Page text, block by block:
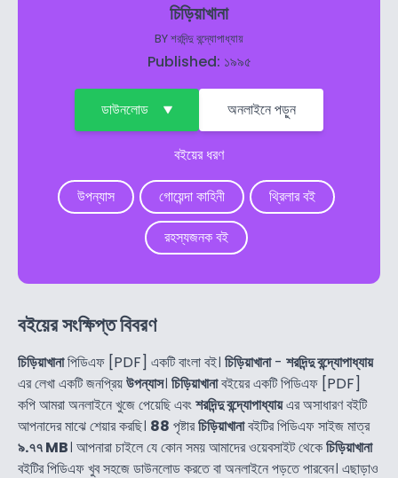
চিড়িয়াখানা
BYশরদিন্দু বন্দ্যোপাধ্যায়
Published: ১৯৯৫
ডাউনলোড অনলাইনে পড়ুন
বইয়ের ধরণ
উপন্যাস গোয়েন্দা কাহিনী
থ্রিলার বই
রহস্যজনক বই
বইয়ের সংক্ষিপ্ত বিবরণ
চিড়িয়াখানাপিডিএফ [PDF] একটি বাংলা বই। চিড়িয়াখানা- শরদিন্দু বন্দ্যোপাধ্যায়
এর লেখা একটি জনপ্রিয়উপন্যাস। চিড়িয়াখানাবইয়ের একটি পিডিএফ [PDF]
কপি আমরা অনলাইনে খুজে পেয়েছি এবংশরদিন্দু বন্দ্যোপাধ্যায়এর অসাধারণ বইটি
আপনাদের মাঝে শেয়ার করছি। 88 পৃষ্টারচিড়িয়াখানাবইটির পিডিএফ সাইজ মাত্র
৯.৭৭ MB। আপনারা চাইলে যে কোন সময় আমাদের ওয়েবসাইট থেকেচিড়িয়াখানা
বইটির পিডিএফ খুব সহজে ডাউনলোড করতে বা অনলাইনে পড়তে পারবেন। এছাড়াও